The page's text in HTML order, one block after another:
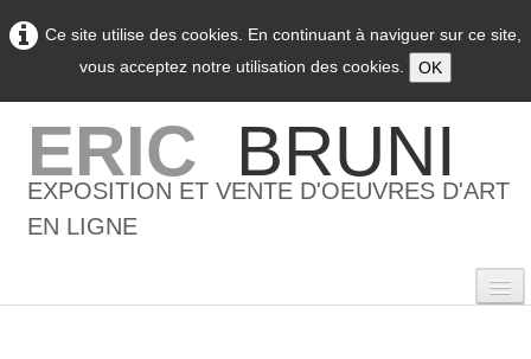
Ce site utilise des cookies. En continuant à naviguer sur ce site,
vous acceptez notre utilisation des cookies.
OK
ERIC BRUNI
EXPOSITION ET VENTE D'OEUVRES D'ART
EN LIGNE